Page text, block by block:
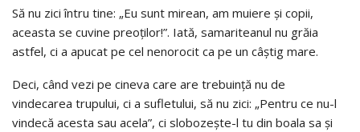
Să nu zici întru tine: „Eu sunt mirean, am muiere şi copii,
aceasta se cuvine preoţilor!”. Iată, samariteanul nu grăia
astfel, ci a apucat pe cel nenorocit ca pe un câştig mare.
Deci, când vezi pe cineva care are trebuinţă nu de
vindecarea trupului, ci a sufletului, să nu zici: „Pentru ce nu-l
vindecă acesta sau acela”, ci slobozeşte-l tu din boala sa şi